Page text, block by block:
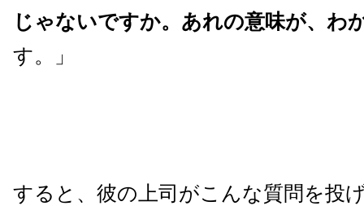
じゃないですか。あれの意味が、わ
す。」
すると、彼の上司がこんな質問を投